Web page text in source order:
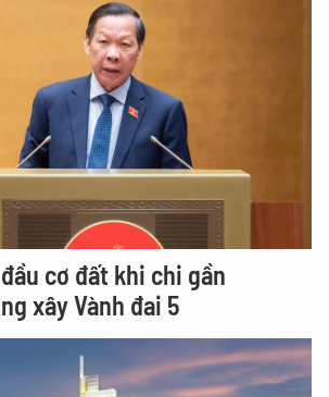
cơ đất khi chi gần
xây Vành đai 5